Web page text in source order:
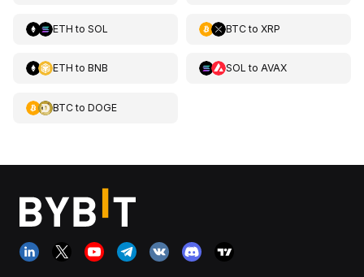
ETH to SOL BTCto XRP
ETH to BNB SOL to AVAX
BTCto DOGE